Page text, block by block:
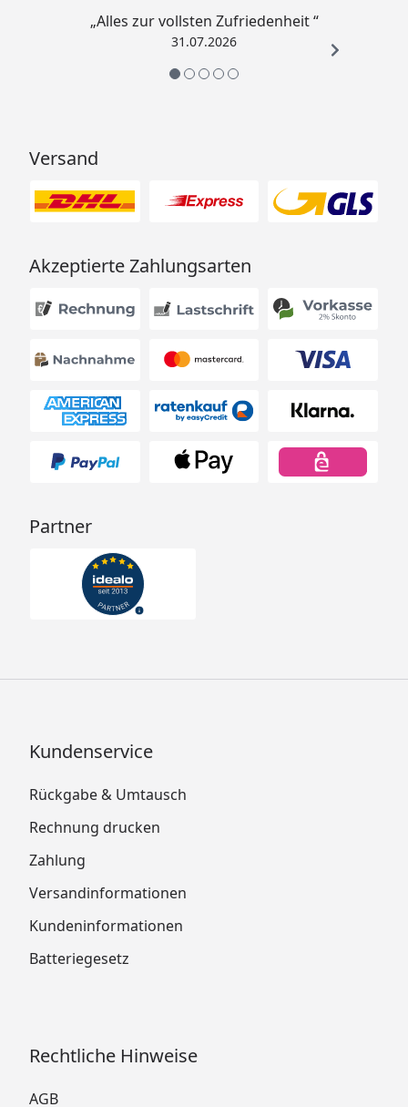
„Alles zur vollsten Zufriedenheit “
31.07.2026
Versand
Akzeptierte Zahlungsarten
Partner
Kundenservice
Rückgabe & Umtausch
Rechnung drucken
Zahlung
Versandinformationen
Kundeninformationen
Batteriegesetz
Rechtliche Hinweise
AGB